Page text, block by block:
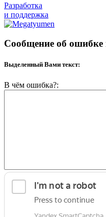
Разработка
и поддержка
Сообщение об ошибке
Выделенный Вами текст:
В чём ошибка?: